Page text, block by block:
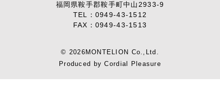
福岡県鞍手郡鞍手町中山2933-9
TEL： 0949-43-1512
FAX：0949-43-1513
© 2026MONTELION Co.,Ltd.
Produced byCordial Pleasure